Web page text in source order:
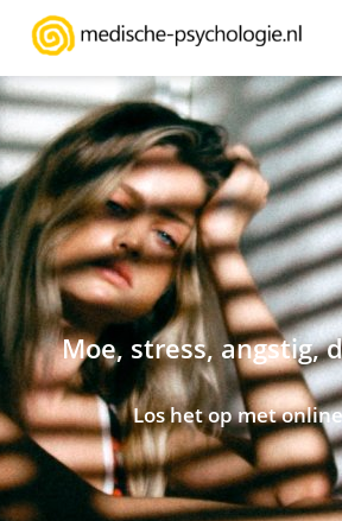
Moe, stress, angstig,
Los het op met